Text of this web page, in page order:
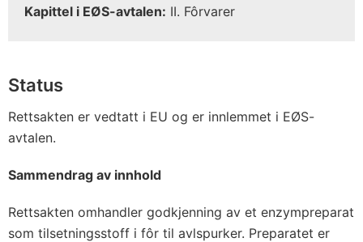
Kapittel i EØS-avtalen: II. Fôrvarer
Status
Rettsakten er vedtatt i EU og er innlemmet i EØS-
avtalen.
Sammendrag av innhold
Rettsakten omhandler godkjenning av et enzympreparat
som tilsetningsstoff i fôr til avlspurker. Preparatet er